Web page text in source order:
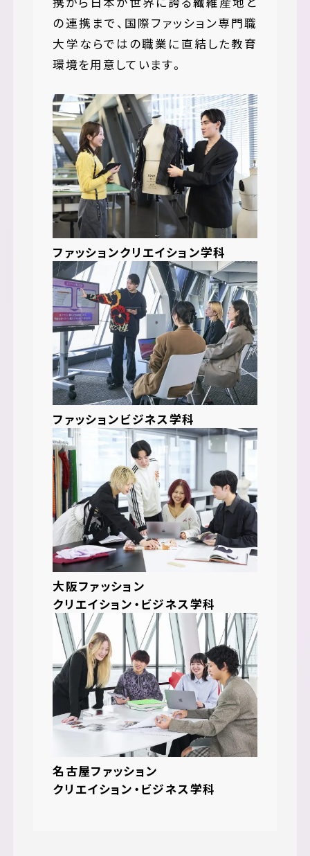
の連携まで、国際ファッション専門職
大学ならではの職業に直結した教育
環境を用意しています。
ファッションクリエイション学科
ファッションビジネス学科
大阪ファッション
クリエイション・ビジネス学科
名古屋ファッション
クリエイション・ビジネス学科